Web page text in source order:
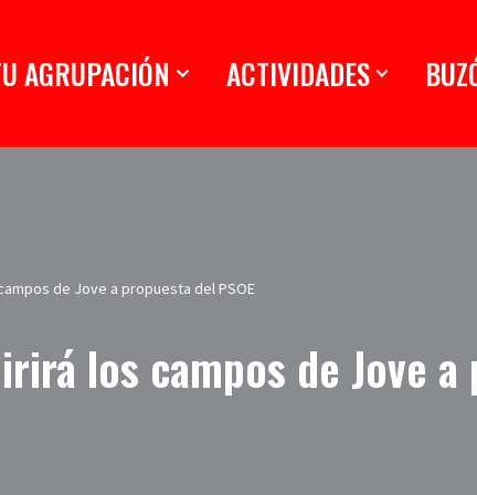
AGRUPACIÓN ACTIVIDADES
de Jove a propuesta del PSOE
los campos de Jove a